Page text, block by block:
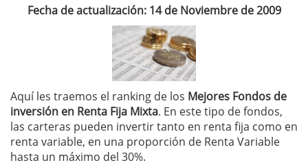
Fecha de actualización: 14 de Noviembre de 2009
Aquí les traemos el ranking de los Mejores Fondos de
inversión en Renta Fija Mixta. En este tipo de fondos,
las carteras pueden invertir tanto en renta fija como en
renta variable, en una proporción de Renta Variable
hasta un máximo del 30%.